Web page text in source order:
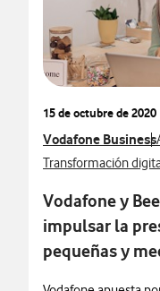
15 de octubre de 2020
Ver más notas de
Vodafone Business
Ver más notas de
Transformación
Vodafone y
impulsar la
pequeñas y